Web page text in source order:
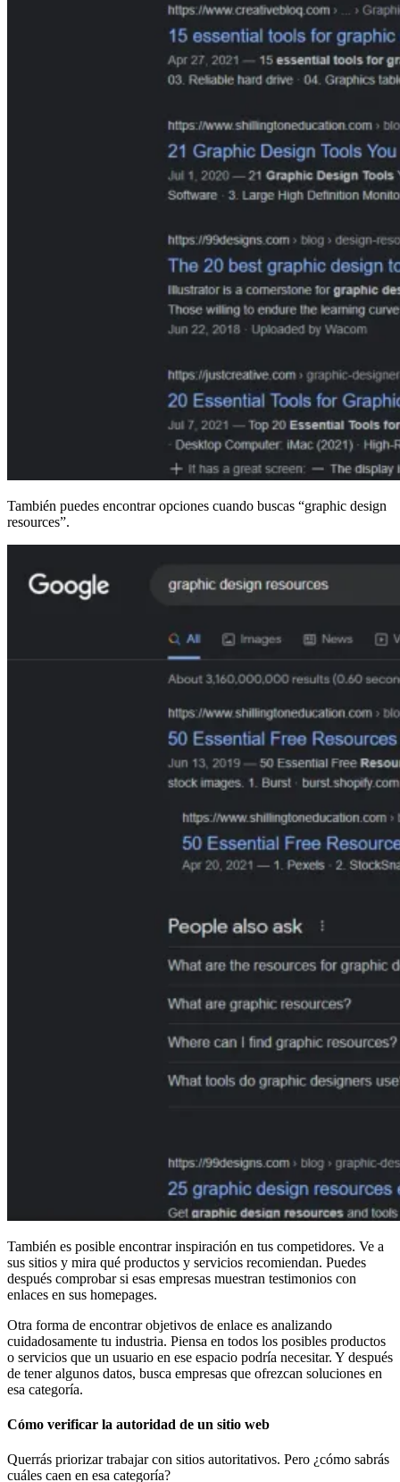
También puedes encontrar opciones cuando buscas “graphic design
resources”.
También es posible encontrar inspiración en tus competidores. Ve a
sus sitios y mira qué productos y servicios recomiendan. Puedes
después comprobar si esas empresas muestran testimonios con
enlaces en sus homepages.
Otra forma de encontrar objetivos de enlace es analizando
cuidadosamente tu industria. Piensa en todos los posibles productos
o servicios que un usuario en ese espacio podría necesitar. Y después
de tener algunos datos, busca empresas que ofrezcan soluciones en
esa categoría.
Cómo verificar la autoridad de un sitio web
Querrás priorizar trabajar con sitios autoritativos. Pero ¿cómo sabrás
cuáles caen en esa categoría?